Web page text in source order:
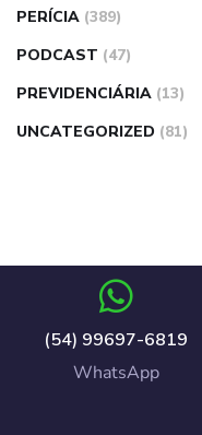
PERÍCIA (389)
PODCAST (47)
PREVIDENCIÁRIA (13)
UNCATEGORIZED (81)
(54) 99697-6819
WhatsApp